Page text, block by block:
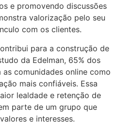
e promovendo discussões
valorização pelo seu
com os clientes.​
para a construção de
da Edelman, 65% dos
comunidades online como
mais confiáveis. Essa
lealdade e retenção de
parte de um grupo que
e interesses.​